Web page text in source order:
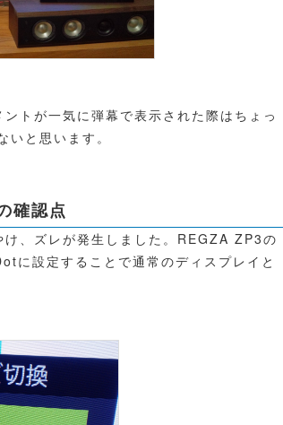
トが一気に弾幕で表示された際はちょっ
と思います。
確認点
、ズレが発生しました。REGZA ZP3の
に設定することで通常のディスプレイと